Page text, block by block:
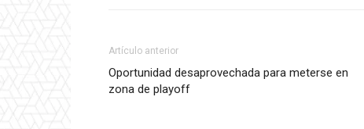
Artículo anterior
Oportunidad desaprovechada para meterse en
zona de playoff